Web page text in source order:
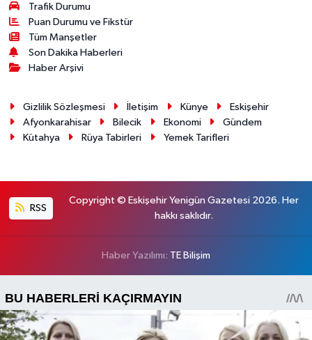
Trafik Durumu
Puan Durumu ve Fikstür
Tüm Manşetler
Son Dakika Haberleri
Haber Arşivi
Gizlilik Sözleşmesi İletişim Künye
Eskişehir
Afyonkarahisar
Bilecik Ekonomi
Gündem
Kütahya
Rüya Tabirleri Yemek Tarifleri
RSS
Copyright © Eskişehir Yenigün Gazetesi 2026. Her
hakkı saklıdır.
Haber Yazılımı: TE Bilişim